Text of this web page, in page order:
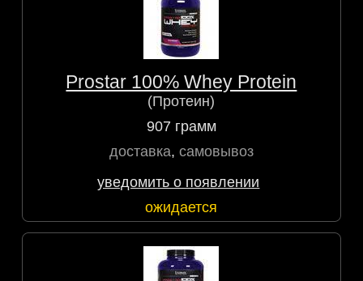
Prostar 100% Whey Protein
(Протеин)
907 грамм
доставка, самовывоз
уведомить о появлении
ожидается